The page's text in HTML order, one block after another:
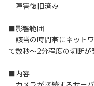
障害復旧済み
■影響範囲
該当の時間帯にネット
て数秒～2分程度の切断が
■内容